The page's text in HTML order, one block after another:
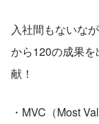
入社間もないな
から120の成果
献！
・MVC（Most